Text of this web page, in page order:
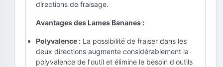
directions de fraisage.
Avantages des Lames Bananes :
Polyvalence : La possibilité de fraiser dans les
deux directions augmente considérablement la
polyvalence de l'outil et élimine le besoin d'outils